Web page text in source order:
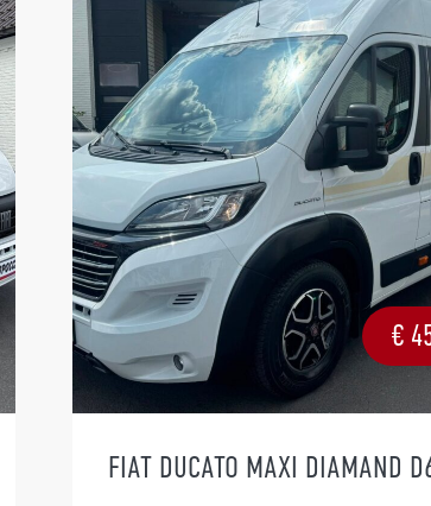
€
FIAT DUCATO MAXI DIAMAND